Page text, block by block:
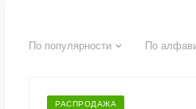
По популярности По
РАСПРОДАЖА